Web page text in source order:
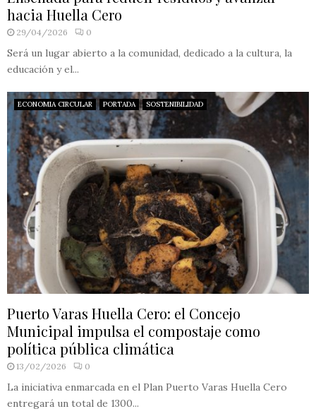
hacia Huella Cero
29/04/2026 0
Será un lugar abierto a la comunidad, dedicado a la cultura, la
educación y el...
ECONOMIA CIRCULAR PORTADA SOSTENIBILIDAD
Puerto Varas Huella Cero: el Concejo
Municipal impulsa el compostaje como
política pública climática
13/02/2026 0
La iniciativa enmarcada en el Plan Puerto Varas Huella Cero
entregará un total de 1300...